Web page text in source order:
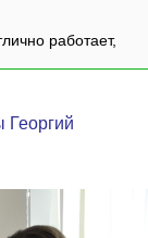
работает,
Георгий